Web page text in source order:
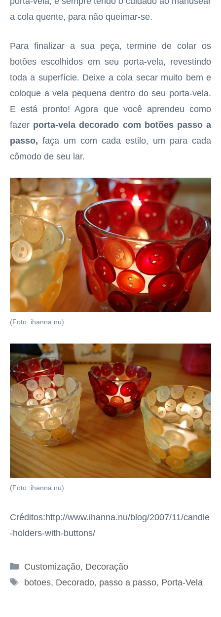
a cola quente, para não queimar-se.
Para finalizar a sua peça, termine de colar os
botões escolhidos em seu porta-vela, revestindo
toda a superfície. Deixe a cola secar muito bem e
coloque a vela pequena dentro do seu porta-vela.
E está pronto! Agora que você aprendeu como
fazer porta-vela decorado com botões passo a
passo, faça um com cada estilo, um para cada
cômodo de seu lar.
(Foto: ihanna.nu)
(Foto: ihanna.nu)
Créditos:http://www.ihanna.nu/blog/2007/11/candle
-holders-with-buttons/
Categorias
Customização, Decoração
Tags
botoes, Decorado, passo a passo, Porta-Vela